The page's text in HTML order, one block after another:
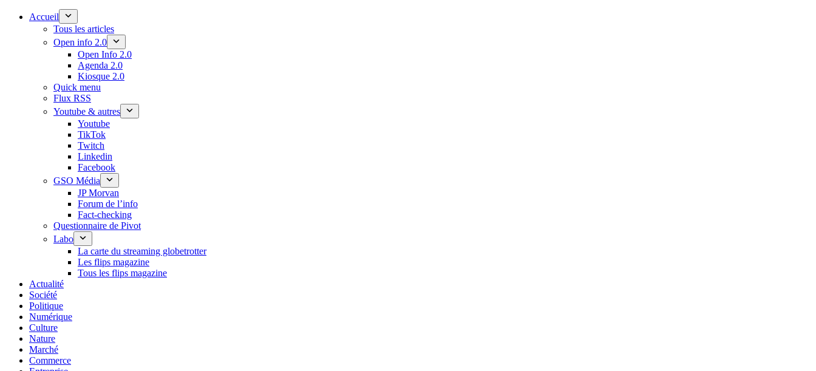
Accueil
Tous les articles
Open info 2.0
Open Info 2.0
Agenda 2.0
Kiosque 2.0
Quick menu
Flux RSS
Youtube & autres
Youtube
TikTok
Twitch
Linkedin
Facebook
GSO Média
JP Morvan
Forum de l’info
Fact-checking
Questionnaire de Pivot
Labo
La carte du streaming globetrotter
Les flips magazine
Tous les flips magazine
Actualité
Société
Politique
Numérique
Culture
Nature
Marché
Commerce